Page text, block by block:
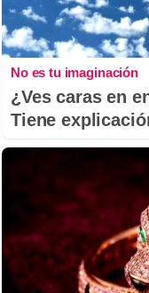
No es tu imaginación
¿Ves caras en
Tiene